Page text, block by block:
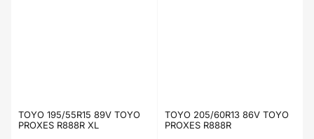
TOYO 195/55R15 89V TOYO
PROXES R888R XL
TOYO 205/60R13 86V TOYO
PROXES R888R